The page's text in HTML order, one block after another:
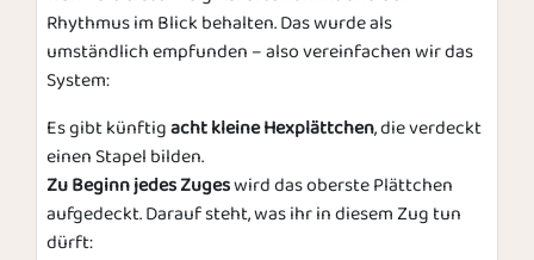
Rhythmus im Blick behalten. Das wurde als
umständlich empfunden – also vereinfachen wir das
System:
Es gibt künftigacht kleine Hexplättchen, die verdeckt
einen Stapel bilden.
Zu Beginn jedes Zugeswird das oberste Plättchen
aufgedeckt. Darauf steht, was ihr in diesem Zug tun
dürft: